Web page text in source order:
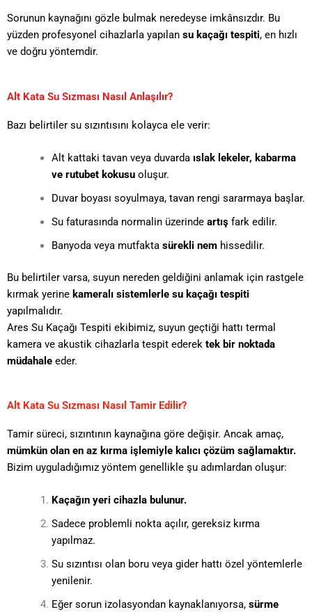
Sorunun kaynağını gözle bulmak neredeyse imkânsızdır. Bu
yüzden profesyonel cihazlarla yapılan su kaçağı tespiti, en hızlı
ve doğru yöntemdir.
Alt Kata Su Sızması Nasıl Anlaşılır?
Bazı belirtiler su sızıntısını kolayca ele verir:
Alt kattaki tavan veya duvarda ıslak lekeler, kabarma
ve rutubet kokusuoluşur.
Duvar boyası soyulmaya, tavan rengi sararmaya başlar.
Su faturasında normalin üzerinde artışfark edilir.
Banyoda veya mutfakta sürekli nemhissedilir.
Bu belirtiler varsa, suyun nereden geldiğini anlamak için rastgele
kırmak yerine kameralı sistemlerle su kaçağı tespiti
yapılmalıdır.
Ares Su Kaçağı Tespiti ekibimiz, suyun geçtiği hattı termal
kamera ve akustik cihazlarla tespit ederek tek bir noktada
müdahale eder.
Alt Kata Su Sızması Nasıl Tamir Edilir?
Tamir süreci, sızıntının kaynağına göre değişir. Ancak amaç,
mümkün olan en az kırma işlemiyle kalıcı çözüm sağlamaktır.
Bizim uyguladığımız yöntem genellikle şu adımlardan oluşur:
Kaçağın yeri cihazla bulunur.
Sadece problemli nokta açılır, gereksiz kırma
yapılmaz.
Su sızıntısı olan boru veya gider hattı özel yöntemlerle
yenilenir.
Eğer sorun izolasyondan kaynaklanıyorsa, sürme